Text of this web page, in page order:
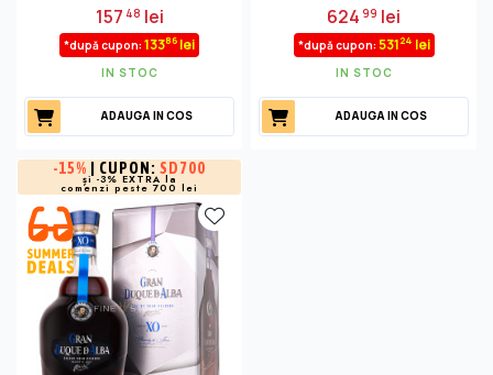
157 48 lei
*după cupon: 13386 lei
IN STOC
ADAUGA IN COS
62499 lei
*după cupon: 53124 lei
IN STOC
ADAUGA IN COS
-15% | CUPON: SD700
și -3% EXTRA la
comenzi peste 700 lei